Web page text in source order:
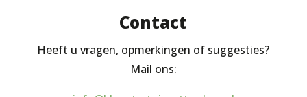
Contact
Heeft u vragen, opmerkingen of suggesties?
Mail ons: